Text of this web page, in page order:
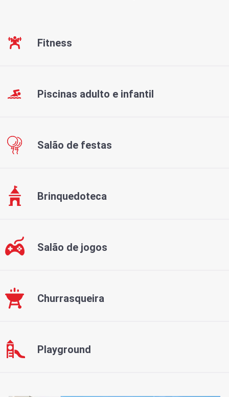
Fitness
Piscinas adulto e infantil
Salão de festas
Brinquedoteca
Salão de jogos
Churrasqueira
Playground